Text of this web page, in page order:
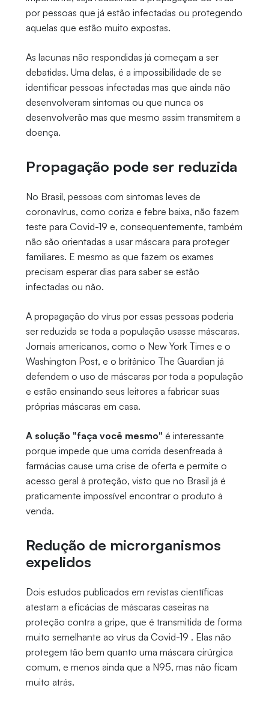
por pessoas que já estão infectadas ou protegendo
aquelas que estão muito expostas.
As lacunas não respondidas já começam a ser
debatidas. Uma delas, é a impossibilidade de se
identificar pessoas infectadas mas que ainda não
desenvolveram sintomas ou que nunca os
desenvolverão mas que mesmo assim transmitem a
doença.
Propagação pode ser reduzida
No Brasil, pessoas com sintomas leves de
coronavírus, como coriza e febre baixa, não fazem
teste para Covid-19 e, consequentemente, também
não são orientadas a usar máscara para proteger
familiares. E mesmo as que fazem os exames
precisam esperar dias para saber se estão
infectadas ou não.
A propagação do vírus por essas pessoas poderia
ser reduzida se toda a população usasse máscaras.
Jornais americanos, como o New York Times e o
Washington Post, e o britânico The Guardian já
defendem o uso de máscaras por toda a população
e estão ensinando seus leitores a fabricar suas
próprias máscaras em casa.
A solução "faça você mesmo" é interessante
porque impede que uma corrida desenfreada à
farmácias cause uma crise de oferta e permite o
acesso geral à proteção, visto que no Brasil já é
praticamente impossível encontrar o produto à
venda.
Redução de microrganismos
expelidos
Dois estudos publicados em revistas científicas
atestam a eficácias de máscaras caseiras na
proteção contra a gripe, que é transmitida de forma
muito semelhante ao vírus da Covid-19 . Elas não
protegem tão bem quanto uma máscara cirúrgica
comum, e menos ainda que a N95, mas não ficam
muito atrás.